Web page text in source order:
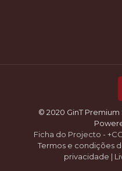
© 2020 GinT Premium
Ficha do Projecto -
Termos e condições
privacidade |